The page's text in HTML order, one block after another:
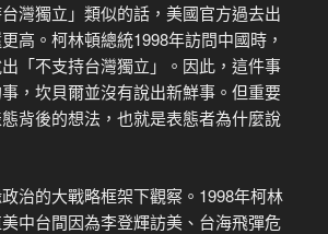
灣獨立」類似的話，美國官方過去出
高。柯林頓總統1998年訪問中國時，
「不支持台灣獨立」。因此，這件事
，坎貝爾並沒有說出新鮮事。但重要
背後的想法，也就是表態者為什麼說
治的大戰略框架下觀察。1998年柯林
中台間因為李登輝訪美、台海飛彈危